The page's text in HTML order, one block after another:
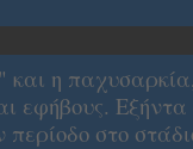
και η
εφήβους.
περίοδο στο